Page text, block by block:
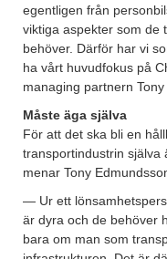
egentligen från
viktiga aspekter som de
behöver. Därför har vi
ha vårt huvudfokus på
managing partnern
Måste äga själva
För att det ska bli en
transportindustrin själva
menar Tony
— Ur ett
är dyra och de behöver
bara om man som